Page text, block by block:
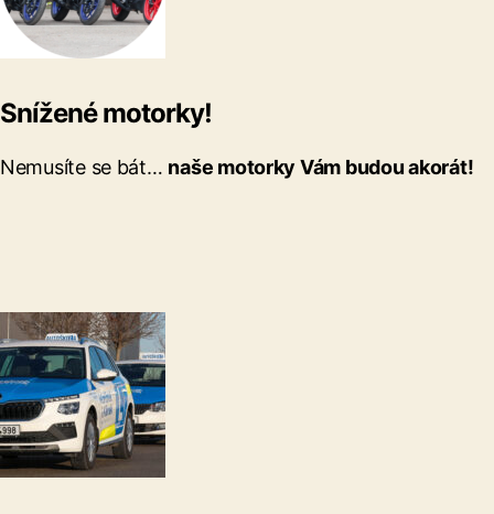
Snížené motorky!
Nemusíte se bát… naše motorky Vám budou akorát!